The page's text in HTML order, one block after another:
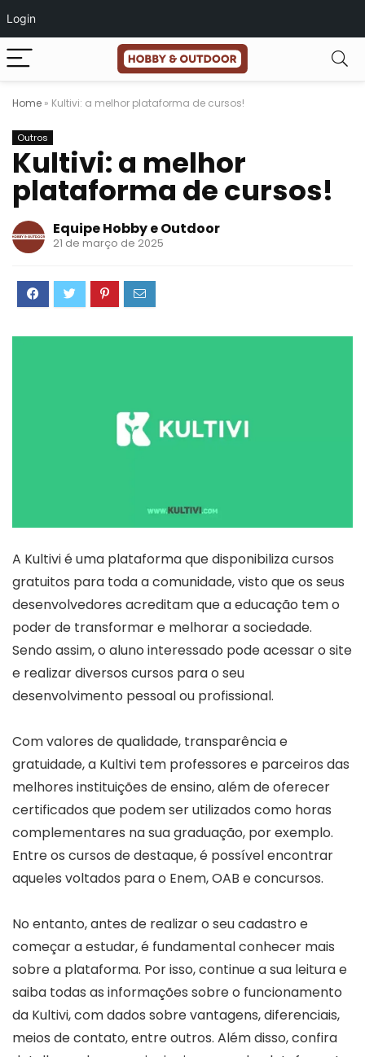
Login
Home » Kultivi: a melhor plataforma de cursos!
Outros
Kultivi: a melhor
plataforma de cursos!
Equipe Hobby e Outdoor
21 de março de 2025
A Kultivi é uma plataforma que disponibiliza cursos
gratuitos para toda a comunidade, visto que os seus
desenvolvedores acreditam que a educação tem o
poder de transformar e melhorar a sociedade.
Sendo assim, o aluno interessado pode acessar o site
e realizar diversos cursos para o seu
desenvolvimento pessoal ou profissional.
Com valores de qualidade, transparência e
gratuidade, a Kultivi tem professores e parceiros das
melhores instituições de ensino, além de oferecer
certificados que podem ser utilizados como horas
complementares na sua graduação, por exemplo.
Entre os cursos de destaque, é possível encontrar
aqueles voltados para o Enem, OAB e concursos.
No entanto, antes de realizar o seu cadastro e
começar a estudar, é fundamental conhecer mais
sobre a plataforma. Por isso, continue a sua leitura e
saiba todas as informações sobre o funcionamento
da Kultivi, com dados sobre vantagens, diferenciais,
meios de contato, entre outros. Além disso, confira